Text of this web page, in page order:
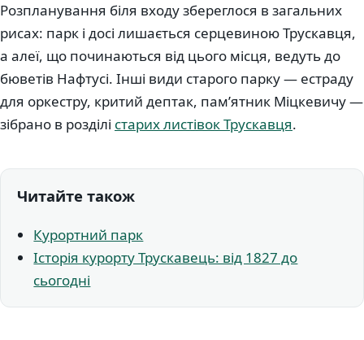
Розпланування біля входу збереглося в загальних
рисах: парк і досі лишається серцевиною Трускавця,
а алеї, що починаються від цього місця, ведуть до
бюветів Нафтусі. Інші види старого парку — естраду
для оркестру, критий дептак, пам’ятник Міцкевичу —
зібрано в розділі старих листівок Трускавця.
Читайте також
Курортний парк
Історія курорту Трускавець: від 1827 до
сьогодні